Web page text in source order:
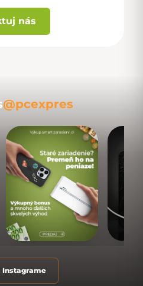
nás
@pcexpres
Instagrame